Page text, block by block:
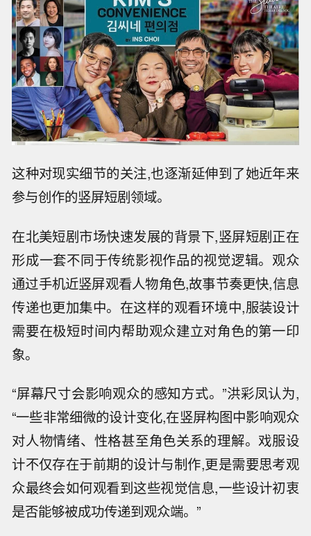
这种对现实细节的关注,也逐渐延伸到了她近年来
参与创作的竖屏短剧领域。
在北美短剧市场快速发展的背景下,竖屏短剧正在
形成一套不同于传统影视作品的视觉逻辑。观众
通过手机近竖屏观看人物角色,故事节奏更快,信息
传递也更加集中。在这样的观看环境中,服装设计
需要在极短时间内帮助观众建立对角色的第一印
象。
“屏幕尺寸会影响观众的感知方式。”洪彩凤认为,
“一些非常细微的设计变化,在竖屏构图中影响观众
对人物情绪、性格甚至角色关系的理解。戏服设
计不仅存在于前期的设计与制作,更是需要思考观
众最终会如何观看到这些视觉信息,一些设计初衷
是否能够被成功传递到观众端。”